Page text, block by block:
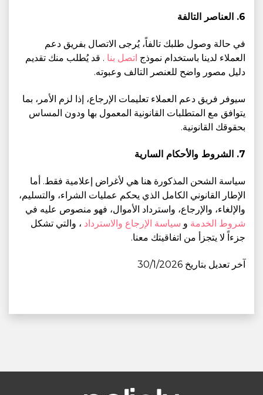
6. العناصر التالفة
في حالة وصول طلبك تالفاً، يُرجى الاتصال بفريق دعم
العملاء لدينا باستخدام نموذج اتصل بنا . قد يُطلب منك تقديم
دليل مصور واضح للعنصر التالف وعبوته.
سيوفر فريق دعم العملاء تعليمات الإرجاع، إذا لزم الأمر، بما
يتوافق مع المتطلبات القانونية المعمول بها ودون المساس
بحقوقك القانونية.
7. الشروط والأحكام السارية
سياسة الشحن المذكورة هنا هي لأغراض إعلامية فقط. أما
الإطار القانوني الكامل الذي يحكم عمليات الشراء، والتسليم،
والإلغاء، والإرجاع، واسترداد الأموال، فهو منصوص عليه في
شروط الخدمة و سياسة الإرجاع والاسترداد ، والتي تشكل
جزءاً لا يتجزأ من اتفاقيتك معنا.
آخر تعديل بتاريخ 30/1/2026